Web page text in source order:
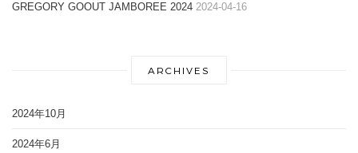
GREGORY GOOUT JAMBOREE 2024 2024-04-16
ARCHIVES
2024年10月
2024年6月